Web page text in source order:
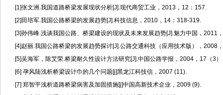
[1]张文洲.我国道路桥梁发展现状分析[J].现代商贸工业，2013，12：157.
[2]田培军.我国公路桥梁的发展趋势[J].科技信息，2010，14：318-319.
[3]孙伟峰.浅谈我国公路、桥梁建设的现状及未来发展趋势[J].魅力中国，2011
[4]赵丽.我国公路桥梁的发展趋势探讨[J].公路交通科技（应用技术版），2008
[5]吴海军，陈艾荣.桥梁耐久性设计方法研究[J].中国公路学报，2004，17（3
[6] 孕风陆浅析桥梁设计巾的几个问题[j]黑龙江科技信，2007 (11).
[7] 郑智平浅析道路桥梁病害及加固措施[j]中国高新技术企业，2009 (9).